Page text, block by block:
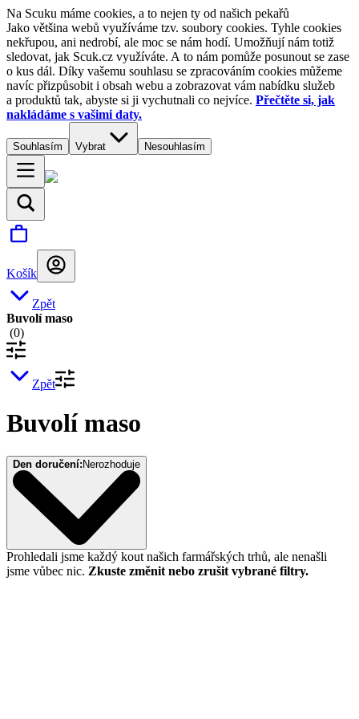
Na Scuku máme cookies, a to nejen ty od našich pekařů
Jako většina webů využíváme tzv. soubory cookies. Tyhle cookies
nekřupou, ani nedrobí, ale moc se nám hodí. Umožňují nám totiž
sledovat, jak Scuk.cz využíváte. A to nám pomůže posunout se zase
o kus dál. Díky vašemu souhlasu se zpracováním cookies můžeme
navíc přizpůsobit i obsah webu a zobrazovat vám nabídku služeb
a produktů tak, abyste si ji vychutnali co nejvíce. Přečtěte si, jak
nakládáme s vašimi daty.
Souhlasím Vybrat Nesouhlasím
Košík
Zpět
Buvolí maso
(0)
Zpět
Buvolí maso
Den doručení: Nerozhoduje
Prohledali jsme každý kout našich farmářských trhů, ale nenašli
jsme vůbec nic. Zkuste změnit nebo zrušit vybrané filtry.